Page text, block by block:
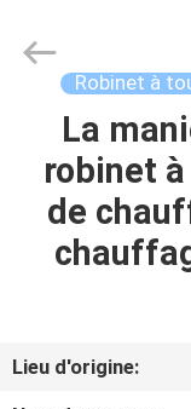
MAISON
PRODUITS
DE
Technology
Robinet à
La
robinet
de
Lieu d'origine: